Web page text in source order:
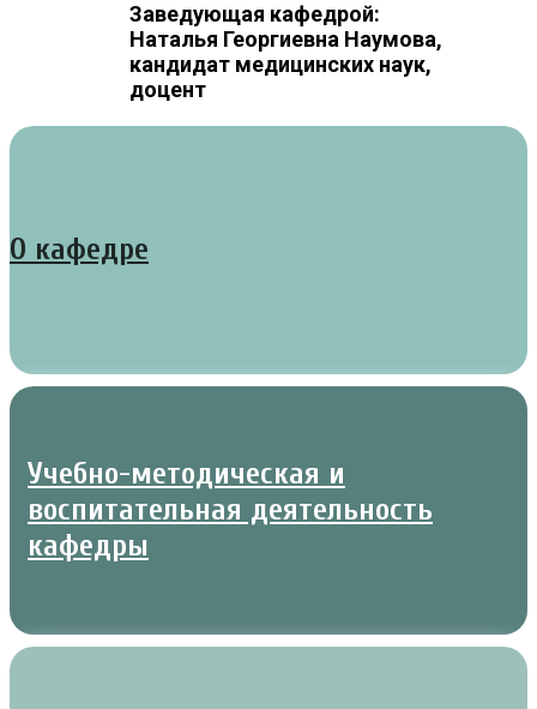
Заведующая кафедрой:
Наталья Георгиевна Наумова,
кандидат медицинских наук,
доцент
О кафедре
Учебно-методическая и
воспитательная деятельность
кафедры